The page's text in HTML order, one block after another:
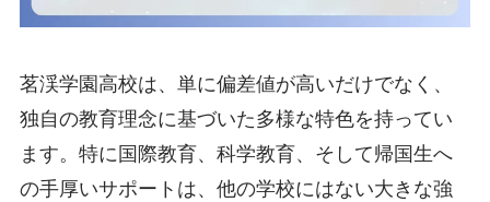
茗渓学園高校は、単に偏差値が高いだけでなく、
独自の教育理念に基づいた多様な特色を持ってい
ます。特に国際教育、科学教育、そして帰国生へ
の手厚いサポートは、他の学校にはない大きな強